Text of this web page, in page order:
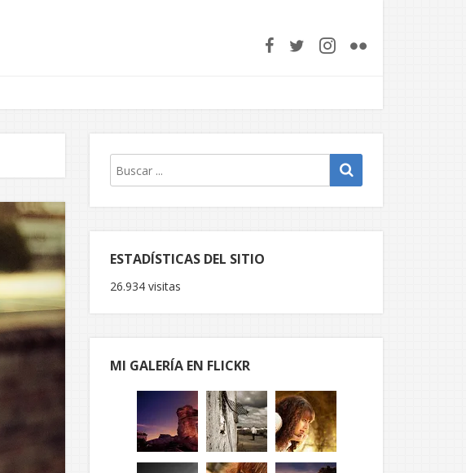
ESTADÍSTICAS DEL SITIO
26.934 visitas
MI GALERÍA EN FLICKR